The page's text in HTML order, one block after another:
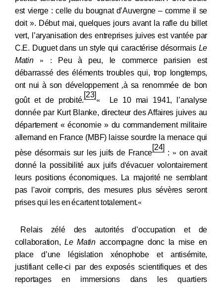
est vierge : celle du bougnat d’Auvergne – comme il se
doit ». Début mai, quelques jours avant la rafle du billet
vert, l’aryanisation des entreprises juives est vantée par
C.E. Duguet dans un style qui caractérise désormais Le
Matin: « Peu à
peu, le commerce parisien est
débarrassé des éléments troubles qui, trop longtemps,
ont nui à son développement,à sa renommée de bon
goût et de probité.
[23]
» Le 10 mai 1941, l’analyse
donnée par Kurt Blanke, directeur des Affaires juives au
département « économie » du commandement militaire
allemand en France (MBF) laisse sourdre la menace qui
pèse désormais sur les juifs de France
[24]
: « on avait
donné
la possibilité aux juifs d'évacuer volontairement
leurs positions économiques. La majorité ne semblant
pas l'avoir compris, des mesures plus sévères seront
prises qui les en écartent totalement».
Relais zélé des autorités d’occupation et de
collaboration,Le Matinaccompagne donc la mise en
place d’une législation xénophobe et antisémite,
justifiant celle-ci par des exposés scientifiques et des
reportages en immersions dans les quartiers
vivantes
, (10).
https://doi.org/10.34745/numerev_2008
Copier dans votre presse-papier
Récupération de l'adresse e-mail